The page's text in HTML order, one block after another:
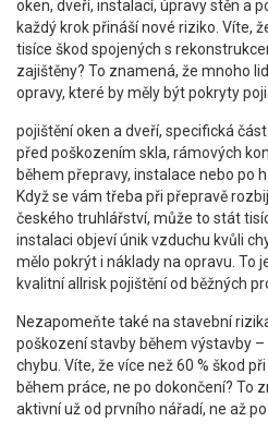
oken, dveří, instalací, úpravy stěn a
každý krok přináší nové riziko. Víte,
tisíce škod spojených s
zajištěny? To znamená, že mnoho
opravy, které by měly být pokryty
pojištění oken a dveří, specifická
před poškozením skla, rámových
během přepravy, instalace nebo po
Když se vám třeba při přepravě
českého truhlářství, může to stát
instalaci objeví únik vzduchu kvůli
mělo pokrýt i náklady na opravu. To
kvalitní allrisk pojištění od běžných
Nezapomeňte také na stavební
poškození stavby během výstavby –
chybu . Víte, že více než 60 % škod
během práce, ne po dokončení? To
aktivní už od prvního nářadí, ne až